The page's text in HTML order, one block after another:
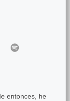
entonces, he